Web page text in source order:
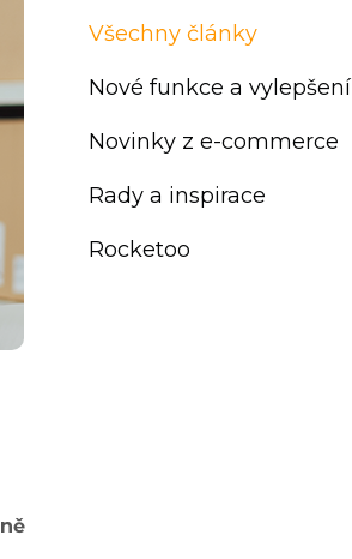
Všechny články
Nové funkce a vylepšení
Novinky z e-commerce
Rady a inspirace
Rocketoo